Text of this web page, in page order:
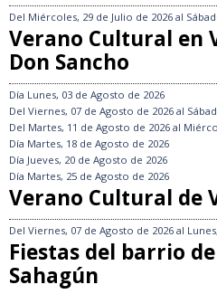
Del Miércoles, 29 de Julio de 2026 al
Verano Cultural en
Don Sancho
Día Lunes, 03 de Agosto de 2026
Del Viernes, 07 de Agosto de 2026 al
Del Martes, 11 de Agosto de 2026 al
Día Martes, 18 de Agosto de 2026
Día Jueves, 20 de Agosto de 2026
Día Martes, 25 de Agosto de 2026
Verano Cultural de
Del Viernes, 07 de Agosto de 2026 al
Fiestas del barrio
Sahagún